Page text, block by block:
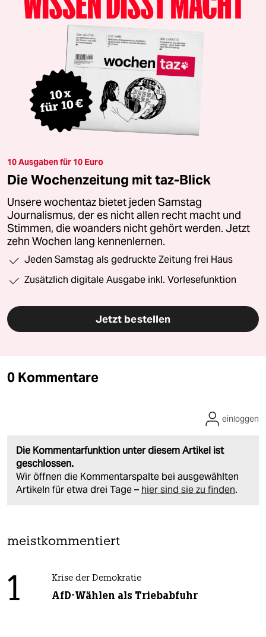
10 Ausgaben für 10 Euro
Die Wochenzeitung mit taz-Blick
Unsere wochentaz bietet jeden Samstag
Journalismus, der es nicht allen recht macht und
Stimmen, die woanders nicht gehört werden. Jetzt
zehn Wochen lang kennenlernen.
Jeden Samstag als gedruckte Zeitung frei Haus
Zusätzlich digitale Ausgabe inkl. Vorlesefunktion
Jetzt bestellen
0 Kommentare
Die Kommentarfunktion unter diesem Artikel ist
geschlossen.
Wir öffnen die Kommentarspalte bei ausgewählten
Artikeln für etwa drei Tage – hier sind sie zu finden.
einloggen
meistkommentiert
1 Krise der Demokratie
AfD-Wählen als Triebabfuhr